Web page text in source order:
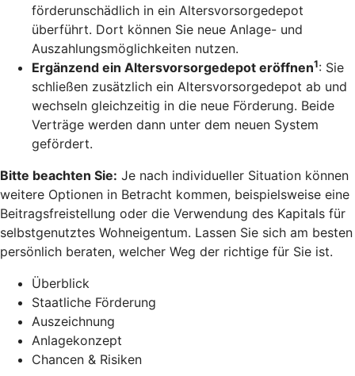
förderunschädlich in ein Altersvorsorgedepot
überführt. Dort können Sie neue Anlage- und
Auszahlungsmöglichkeiten nutzen.
Ergänzend ein Altersvorsorgedepot eröffnen1: Sie
schließen zusätzlich ein Altersvorsorgedepot ab und
wechseln gleichzeitig in die neue Förderung. Beide
Verträge werden dann unter dem neuen System
gefördert.
Bitte beachten Sie: Je nach individueller Situation können
weitere Optionen in Betracht kommen, beispielsweise eine
Beitragsfreistellung oder die Verwendung des Kapitals für
selbstgenutztes Wohneigentum. Lassen Sie sich am besten
persönlich beraten, welcher Weg der richtige für Sie ist.
Überblick
Staatliche Förderung
Auszeichnung
Anlagekonzept
Chancen & Risiken